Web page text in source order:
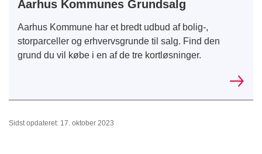
Aarhus Kommunes Grundsalg
Aarhus Kommune har et bredt udbud af bolig-,
storparceller og erhvervsgrunde til salg. Find den
grund du vil købe i en af de tre kortløsninger.
Sidst opdateret: 17. oktober 2023